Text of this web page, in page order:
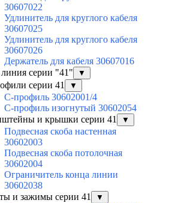
30607022
Удлинитель для круглого кабеля
30607025
Удлинитель для круглого кабеля
30607026
Держатель для кабеля 30607016
линия серии "41"
▼
серии 41 ▼
С-профиль 30602001/4
С-профиль изогнутый 30602054
и крышки серии 41
▼
Подвесная скоба настенная
30602003
Подвесная скоба потолочная
30602004
Ограничитель конца линии
30602038
и зажимы серии 41
▼